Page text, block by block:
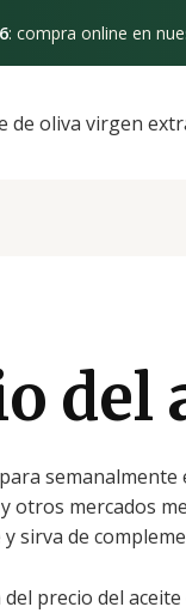
: compra online en
de oliva virgen
del
otros mercados
sirva de
precio del